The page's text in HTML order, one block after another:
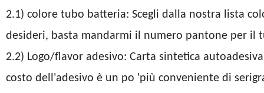
2.1) colore tubo batteria: Scegli dalla nostra lista
desideri, basta mandarmi il numero pantone per il
2.2) Logo/flavor adesivo: Carta sintetica
costo dell'adesivo è un po 'più conveniente di